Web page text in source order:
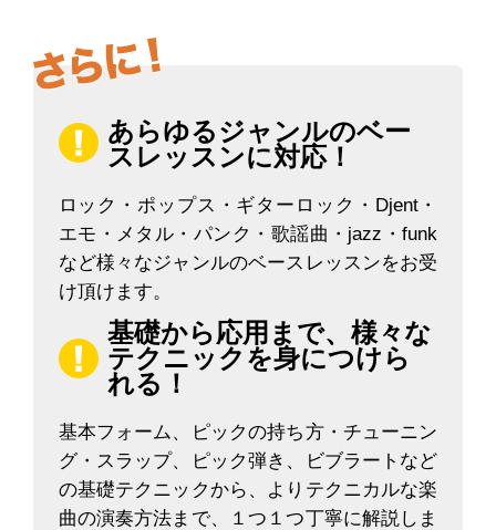
あらゆるジャンルのベー
スレッスンに対応！
ロック・ポップス・ギターロック・Djent・
エモ・メタル・パンク・歌謡曲・jazz・funk
など様々なジャンルのベースレッスンをお受
け頂けます。
基礎から応用まで、様々な
テクニックを身につけら
れる！
基本フォーム、ピックの持ち方・チューニン
グ・スラップ、ピック弾き、ビブラートなど
の基礎テクニックから、よりテクニカルな楽
曲の演奏方法まで、１つ１つ丁寧に解説しま